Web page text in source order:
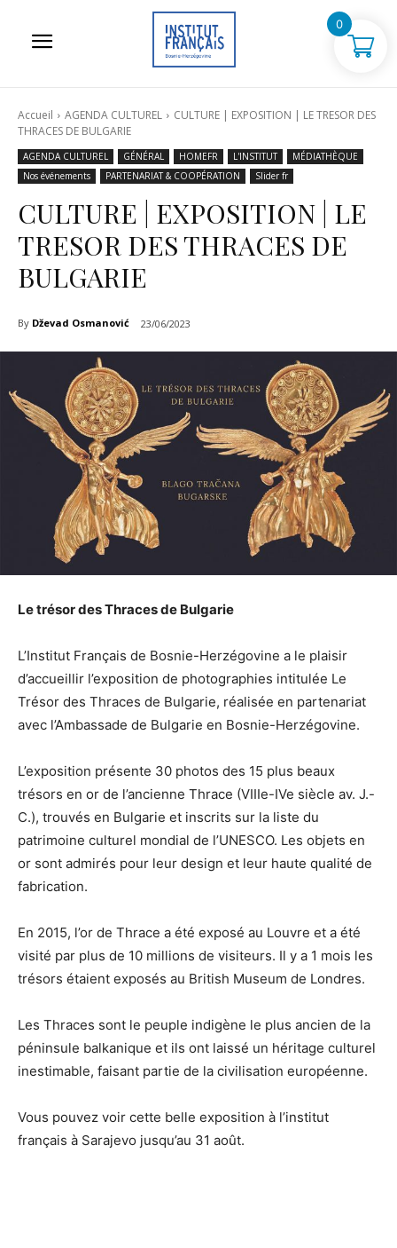
Accueil AGENDA CULTUREL
CULTURE | EXPOSITION | LE TRESOR DES
THRACES DE BULGARIE
AGENDA CULTUREL GÉNÉRAL HOMEFR L'INSTITUT
MÉDIATHÈQUE
Nos événements
PARTENARIAT & COOPÉRATION Slider fr
CULTURE | EXPOSITION | LE
TRESOR DES THRACES DE
BULGARIE
By Dževad Osmanović 23/06/2023
Le trésor des Thraces de Bulgarie
L’Institut Français de Bosnie-Herzégovine a le plaisir
d’accueillir l’exposition de photographies intitulée Le
Trésor des Thraces de Bulgarie, réalisée en partenariat
avec l’Ambassade de Bulgarie en Bosnie-Herzégovine.
L’exposition présente 30 photos des 15 plus beaux
trésors en or de l’ancienne Thrace (VIIIe-IVe siècle av. J.-
C.), trouvés en Bulgarie et inscrits sur la liste du
patrimoine culturel mondial de l’UNESCO. Les objets en
or sont admirés pour leur design et leur haute qualité de
fabrication.
En 2015, l’or de Thrace a été exposé au Louvre et a été
visité par plus de 10 millions de visiteurs. Il y a 1 mois les
trésors étaient exposés au British Museum de Londres.
Les Thraces sont le peuple indigène le plus ancien de la
péninsule balkanique et ils ont laissé un héritage culturel
inestimable, faisant partie de la civilisation européenne.
Vous pouvez voir cette belle exposition à l’institut
français à Sarajevo jusqu’au 31 août.
0